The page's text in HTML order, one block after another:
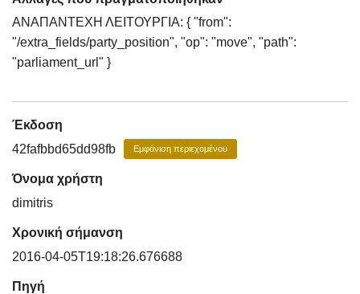
ΑΝΑΠΑΝΤΕΧΗ ΛΕΙΤΟΥΡΓΙΑ: { "from":
"/extra_fields/party_position", "op": "move", "path":
"parliament_url" }
Έκδοση
42fafbbd65dd98fb
Εμφάνιση περιεχομένου
Όνομα χρήστη
dimitris
Χρονική σήμανση
2016-04-05T19:18:26.676688
Πηγή